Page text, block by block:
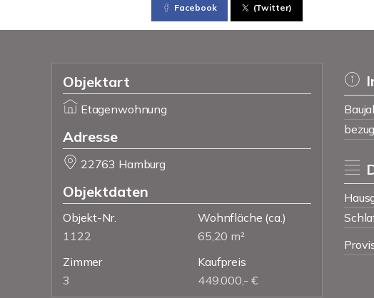
Facebook (Twitter)
Objektart
Etagenwohnung
Adresse
22763 Hamburg
Objektdaten
Objekt-Nr.
1122
Wohnfläche (ca.)
65,20 m²
Zimmer
3
Kaufpreis
449.000,- €